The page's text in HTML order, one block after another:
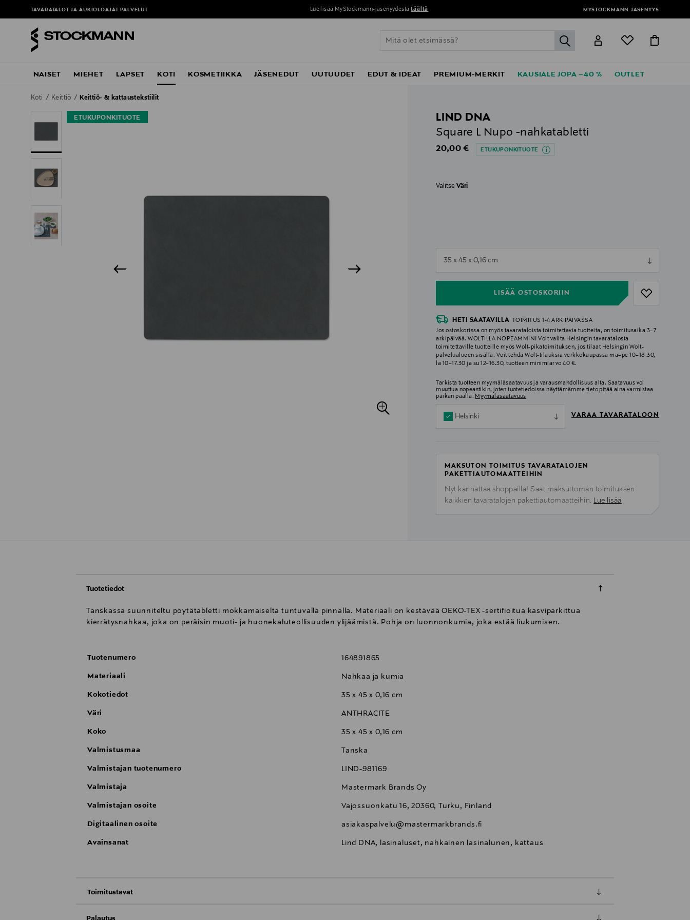
TAVARATALOT JA AUKIOLOAJAT PALVELUT Lue lisää MyStockmann-jäsenyydestä täältä MYSTOCKMANN-JÄSENYYS
label.header.go
NAISET MIEHET LAPSET KOTI KOSMETIIKKA JÄSENEDUT UUTUUDET EDUT & IDEAT PREMIUM-MERKIT KAUSIALE JOPA –40 % OUTLET
Koti Keittiö Keittiö- & kattaustekstiilit
ETUKUPONKITUOTE
LIND DNA
Square L Nupo -nahkatabletti
Original Price
20,00 € ETUKUPONKITUOTE
ValitseVäri
35 x 45 x 0,16 cm
LISÄÄ OSTOSKORIIN
null
HETI SAATAVILLA
TOIMITUS 1-4 ARKIPÄIVÄSSÄ
Jos ostoskorissa on myös tavarataloista toimitettavia tuotteita, on toimitusaika 3–7
arkipäivää. WOLTILLA NOPEAMMIN! Voit valita Helsingin tavaratalosta
toimitettaville tuotteille myös Wolt-pikatoimituksen, jos tilaat Helsingin Wolt-
palvelualueen sisällä. Voit tehdä Wolt-tilauksia verkkokaupassa ma–pe 10–18.30,
la 10–17.30 ja su 12–16.30, tuotteen minimiarvo 40 €.
Tarkista tuotteen myymäläsaatavuus ja varausmahdollisuus alta. Saatavuus voi
muuttua nopeastikin, joten tuotetiedoissa näyttämämme tieto pitää aina varmistaa
paikan päällä. Myymäläsaatavuus
Helsinki VARAA TAVARATALOON
MAKSUTON TOIMITUS TAVARATALOJEN
PAKETTIAUTOMAATTEIHIN
Nyt kannattaa shoppailla! Saat maksuttoman toimituksen
kaikkien tavaratalojen pakettiautomaatteihin. Lue lisää
Tuotetiedot
Tanskassa suunniteltu pöytätabletti mokkamaiselta tuntuvalla pinnalla. Materiaali on kestävää OEKO-TEX -sertifioitua kasviparkittua
kierrätysnahkaa, joka on peräisin muoti- ja huonekaluteollisuuden ylijäämistä. Pohja on luonnonkumia, joka estää liukumisen.
Tuotenumero 164891865
Materiaali Nahkaa ja kumia
Kokotiedot 35 x 45 x 0,16 cm
Väri ANTHRACITE
Koko 35 x 45 x 0,16 cm
Valmistusmaa Tanska
Valmistajan tuotenumero LIND-981169
Valmistaja Mastermark Brands Oy
Valmistajan osoite Vajossuonkatu 16, 20360, Turku, Finland
Digitaalinen osoite asiakaspalvelu@mastermarkbrands.fi
Avainsanat Lind DNA, lasinaluset, nahkainen lasinalunen, kattaus
Toimitustavat